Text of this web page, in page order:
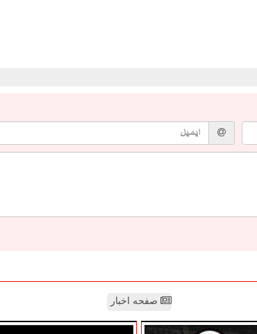
صفحه اخبار